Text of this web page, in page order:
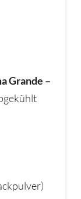
Grande –